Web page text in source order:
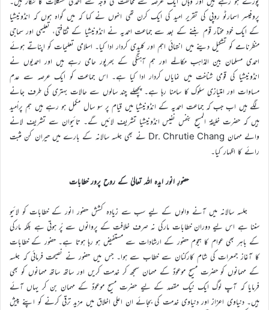
پروفیسر اسمارٹو روپی کی تقریر امید کی ایک کرن تھی انہوں نے کہا کہ میں گواہ ہوں کہ انڈونیشیا
کے ایک خود مختار قوم بننے کے بعد سے جماعت احمدیہ نے انڈونیشیا کے ثقافتی، تعلیمی اور سماجی
منظرنامے کو تشکیل دینے میں انتہائی اہم اور کلیدی کردار ادا کیا۔ اسلامی تعلیمات کو اپناتے ہوئے
احمدی مسلمان بین المذاہب مکالمے اور ہم آہنگی کے بھرپور حامی رہے ہیں اور احمدیوں نے
انڈونیشیا کی قومی شناخت میں نمایاں کردار ادا کیا ہے۔ اس جماعت کو ایک عرصہ سے عدم
مساوات اور امتیازی سلوک کا سامنا رہا ہے۔ پچھلے چند سالوں سے حالات بہتری کی طرف جانے
لگے ہیں اب جب کہ جماعت احمدیہ کے انڈونیشیا میں قیام پر سو سال مکمل ہو رہے ہیں ہم پراُمید
ہیں کہ حضرت خلیفۃ المسیح بنفس نفیس انڈونیشیا تشریف لائیں گے۔ تائیوان سے تشریف لانے
والے مہمان Dr. Chrutie Chang نے بھی جلسہ سالانہ کے بارے میں حیران کن مثبت
رائے کا اظہار کیا۔
حضورِ انور ایدہ اللہ تعالیٰ کے روح پرور خطابات
جلسہ سالانہ میں آنے والوں کے لیے سب سے زیادہ کشش حضور انور کے خطابات کو لائیو
سننا ہے اس لیے دوران خطابات مارکی نہ صرف خلافت کے پروانوں سے پُر ہوتی ہے بلکہ مارکی
کے باہر بھی عوام کا ہجوم حضور کے ارشادات سے مستفیض ہو رہا ہوتا ہے۔ حضور کے خطابات
کا آغاز جمعرات کی شام کارکنان سے خطاب سے ہوا۔ جس میں حضور نے نصیحت فرمائی کہ جلسہ
کے مہمانوں کو حضرت مسیح موعودؑ کے مہمان سمجھ کر خدمت کریں اور ساتھ ساتھ مہمانوں کو بھی
فرمایا کہ آپ لوگ ایک نیک مقصد کے لیے حضرت مسیح موعودؑ کے مہمان بن کر یہاں آئے
ہیں۔ دنیاوی اعزاز اور دنیاوی خدمت کی بجائے ان اعلی اخلاق میں مزید ترقی کرنے کو اپنے پیش